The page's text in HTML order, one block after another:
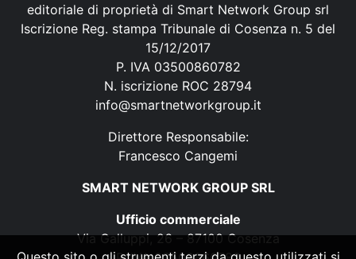
editoriale di proprietà di Smart Network Group srl
Iscrizione Reg. stampa Tribunale di Cosenza n. 5 del
15/12/2017
P. IVA 03500860782
N. iscrizione ROC 28794
info@smartnetworkgroup.it
Direttore Responsabile:
Francesco Cangemi
SMART NETWORK GROUP SRL
Ufficio commerciale
Via Galluppi, 26 – 87100 Cosenza